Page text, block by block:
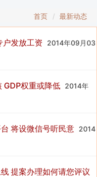
首页 最新动态
户发放工资
2014年09月03
GDP权重或降低 2014年
将设微信号听民意 2014
提案办理如何请您评议